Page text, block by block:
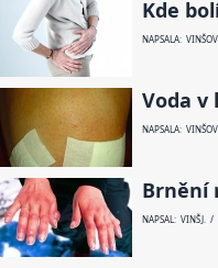
Kde
NAPSALA:
Voda v
NAPSALA:
Brnění
NAPSAL: VINŠ J.